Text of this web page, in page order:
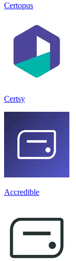
Certopus
Certsy
Accredible